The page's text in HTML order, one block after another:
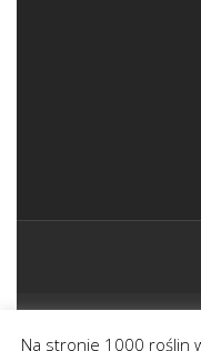
Na stronie 1000 roślin